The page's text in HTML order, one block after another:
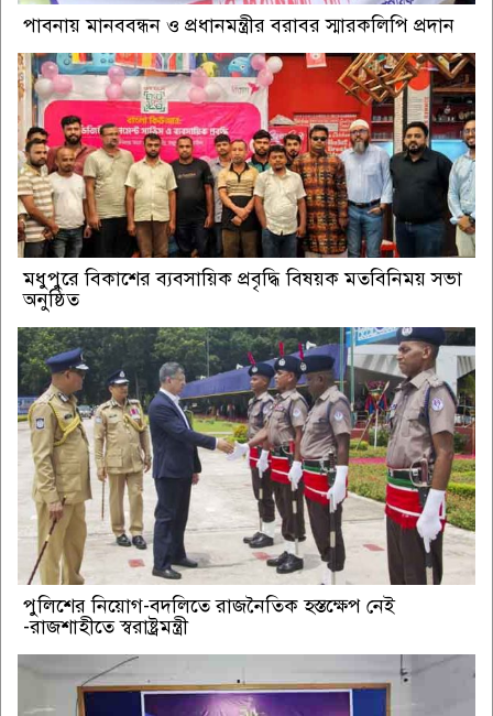
পাবনায় মানববন্ধন ও প্রধানমন্ত্রীর বরাবর স্মারকলিপি প্রদান
মধুপুরে বিকাশের ব্যবসায়িক প্রবৃদ্ধি বিষয়ক মতবিনিময় সভা
অনুষ্ঠিত
পুলিশের নিয়োগ-বদলিতে রাজনৈতিক হস্তক্ষেপ নেই
-রাজশাহীতে স্বরাষ্ট্রমন্ত্রী